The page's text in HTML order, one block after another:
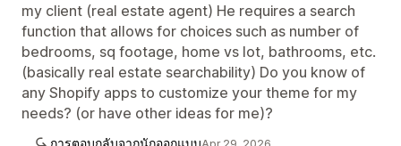
my client (real estate agent) He requires a search
function that allows for choices such as number of
bedrooms, sq footage, home vs lot, bathrooms, etc.
(basically real estate searchability) Do you know of
any Shopify apps to customize your theme for my
needs? (or have other ideas for me)?
การตอบกลับจากนักออกแบบ